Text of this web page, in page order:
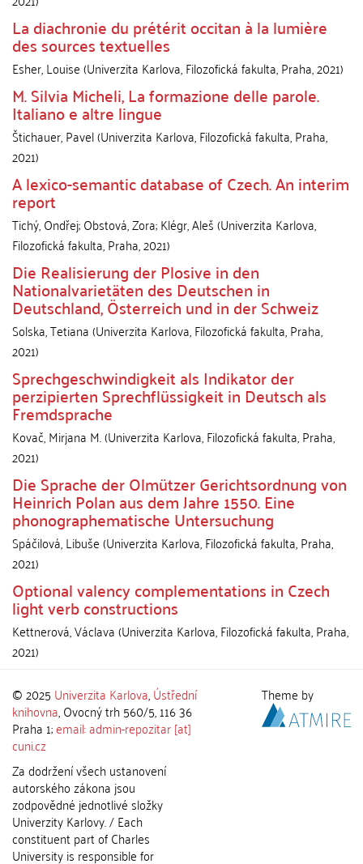
La diachronie du prétérit occitan à la lumière
des sources textuelles
Esher, Louise(Univerzita Karlova, Filozofická fakulta,Praha,2021)
M. Silvia Micheli, La formazione delle parole.
Italiano e altre lingue
Štichauer, Pavel(Univerzita Karlova, Filozofická fakulta,Praha,
2021)
A lexico-semantic database of Czech. An interim
report
Tichý, Ondřej;Obstová, Zora;Klégr, Aleš(Univerzita Karlova,
Filozofická fakulta,Praha,2021)
Die Realisierung der Plosive in den
Nationalvarietäten des Deutschen in
Deutschland, Österreich und in der Schweiz
Solska, Tetiana(Univerzita Karlova, Filozofická fakulta,Praha,
2021)
Sprechgeschwindigkeit als Indikator der
perzipierten Sprechflüssigkeit in Deutsch als
Fremdsprache
Kovač, Mirjana M.(Univerzita Karlova, Filozofická fakulta,Praha,
2021)
Die Sprache der Olmützer Gerichtsordnung von
Heinrich Polan aus dem Jahre 1550. Eine
phonographematische Untersuchung
Spáčilová, Libuše(Univerzita Karlova, Filozofická fakulta,Praha,
2021)
Optional valency complementations in Czech
light verb constructions
Kettnerová, Václava(Univerzita Karlova, Filozofická fakulta,Praha,
2021)
© 2025 Univerzita Karlova,Ústřední
knihovna, Ovocný trh 560/5, 116 36
Praha 1;email: admin-repozitar [at]
cuni.cz
Za dodržení všech ustanovení
autorského zákona jsou
zodpovědné jednotlivé složky
Univerzity Karlovy. / Each
constituent part of Charles
University is responsible for
Theme by